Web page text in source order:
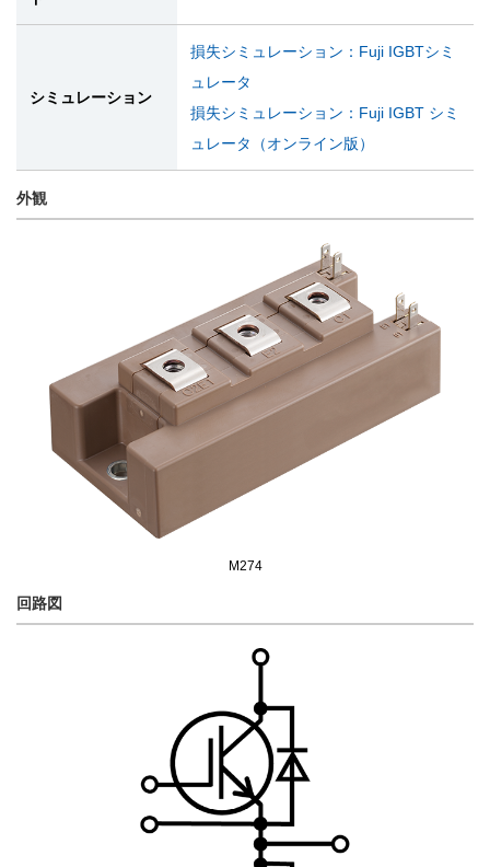
シミュレーション
損失シミュレーション：Fuji IGBTシミ
ュレータ
損失シミュレーション：Fuji IGBT シミ
ュレータ（オンライン版）
外観
M274
回路図